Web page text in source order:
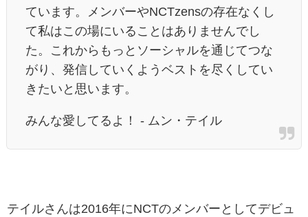
ています。メンバーやNCTzensの存在なくし
て私はこの場にいることはありませんでし
た。これからもっとソーシャルを通じてつな
がり、発信していくようベストを尽くしてい
きたいと思います。
みんな愛してるよ！ - ムン・テイル
テイルさんは2016年にNCTのメンバーとしてデビュ